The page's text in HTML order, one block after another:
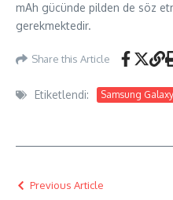
mAh gücünde pilden de söz
gerekmektedir.
Share this Article
Etiketlendi: Samsung
Previous Article